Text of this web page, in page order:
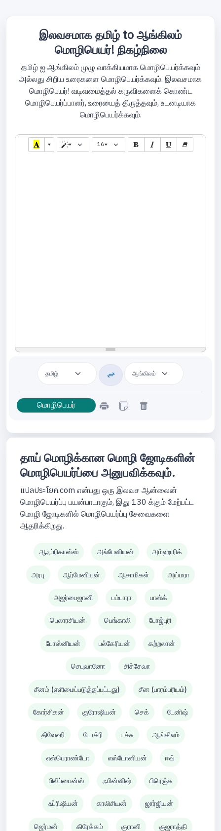
இலவசமாக தமிழ் to ஆங்கிலம்
மொழிபெயர்! நிகழ்நிலை
தமிழ் ஐ ஆங்கிலம் முழு வாக்கியமாக மொழிபெயர்க்கவும்
அல்லது சிறிய உரைகளை மொழிபெயர்க்கவும். இலவசமாக
மொழிபெயர்! வடிவமைத்தல் கருவிகளைக் கொண்ட
மொழிபெயர்ப்பாளர், உரையைத் திருத்தவும், உடனடியாக
மொழிபெயர்க்கவும்.
16
தாய் மொழிக்கான மொழி ஜோடிகளின்
மொழிபெயர்ப்பை அனுபவிக்கவும்.
แปลประโยค.com என்பது ஒரு இலவச ஆன்லைன்
மொழிபெயர்ப்பு பயன்பாடாகும், இது 130 க்கும் மேற்பட்ட
மொழி ஜோடிகளில் மொழிபெயர்ப்பு சேவைகளை
ஆதரிக்கிறது.
ஆஃப்ரிகான்ஸ் அல்பேனியன் அம்ஹாரிக்
அரபு ஆர்மேனியன் ஆசாமிகள் அய்மரா
அஜர்பைஜானி பம்பாரா பாஸ்க்
பெலாரசியன் பெங்காலி போஜ்புரி
போஸ்னியன் பல்கேரியன் கற்றலான்
செபுவானோ சிச்சேவா
சீனம் (எளிமைப்படுத்தப்பட்டது) சீன (பாரம்பரியம்)
கோர்சிகன் குரோஷியன் செக் டேனிஷ்
திவேஹி டோக்ரி டச்சு ஆங்கிலம்
எஸ்பெராண்டோ எஸ்டோனியன் ஈவ்
பிலிப்பைன்ஸ் ஃபின்னிஷ் பிரெஞ்சு
ஃப்ரிஷியன் காலிசியன் ஜார்ஜியன்
ஜெர்மன் கிரேக்கம் குரானி குஜராத்தி